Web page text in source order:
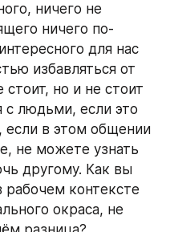
ничего не
ничего по-
для нас
избавляться от
стоит, но и не стоит
с людьми, если это
если в этом общении
не можете узнать
другому. Как вы
контексте
окраса, не